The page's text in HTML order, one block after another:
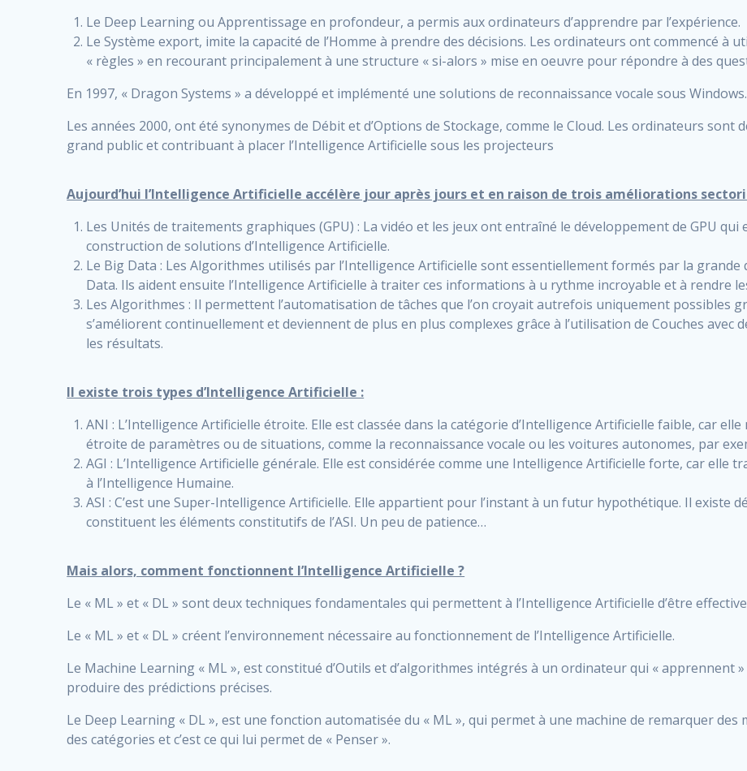
Le Deep Learning ou Apprentissage en profondeur, a permis aux ordinateurs d’apprendre par l’expérience.
Le Système export, imite la capacité de l’Homme à prendre des décisions. Les ordinateurs ont commencé à
« règles » en recourant principalement à une structure « si-alors » mise en oeuvre pour répondre à des
En 1997, « Dragon Systems » a développé et implémenté une solutions de reconnaissance vocale sous Windows.
Les années 2000, ont été synonymes de Débit et d’Options de Stockage, comme le Cloud. Les ordinateurs sont
grand public et contribuant à placer l’Intelligence Artificielle sous les projecteurs
Aujourd’hui l’Intelligence Artificielle accélère jour après jours et en raison de trois améliorations
Les Unités de traitements graphiques (GPU) : La vidéo et les jeux ont entraîné le développement de GPU
construction de solutions d’Intelligence Artificielle.
Le Big Data : Les Algorithmes utilisés par l’Intelligence Artificielle sont essentiellement formés par la
Data. Ils aident ensuite l’Intelligence Artificielle à traiter ces informations à u rythme incroyable et à rendre
Les Algorithmes : Il permettent l’automatisation de tâches que l’on croyait autrefois uniquement possibles
s’améliorent continuellement et deviennent de plus en plus complexes grâce à l’utilisation de Couches avec
les résultats.
Il existe trois types d’Intelligence Artificielle :
ANI : L’Intelligence Artificielle étroite. Elle est classée dans la catégorie d’Intelligence Artificielle faible, car
étroite de paramètres ou de situations, comme la reconnaissance vocale ou les voitures autonomes, par
AGI : L’Intelligence Artificielle générale. Elle est considérée comme une Intelligence Artificielle forte, car elle
à l’Intelligence Humaine.
ASI : C’est une Super-Intelligence Artificielle. Elle appartient pour l’instant à un futur hypothétique. Il existe
constituent les éléments constitutifs de l’ASI. Un peu de patience…
Mais alors, comment fonctionnent l’Intelligence Artificielle ?
Le « ML » et « DL » sont deux techniques fondamentales qui permettent à l’Intelligence Artificielle d’être
Le « ML » et « DL » créent l’environnement nécessaire au fonctionnement de l’Intelligence Artificielle.
Le Machine Learning « ML », est constitué d’Outils et d’algorithmes intégrés à un ordinateur qui « apprennent
produire des prédictions précises.
Le Deep Learning « DL », est une fonction automatisée du « ML », qui permet à une machine de remarquer
des catégories et c’est ce qui lui permet de « Penser ».